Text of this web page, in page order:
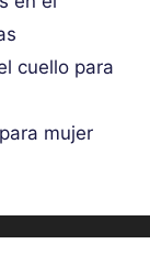
cuello para
mujer